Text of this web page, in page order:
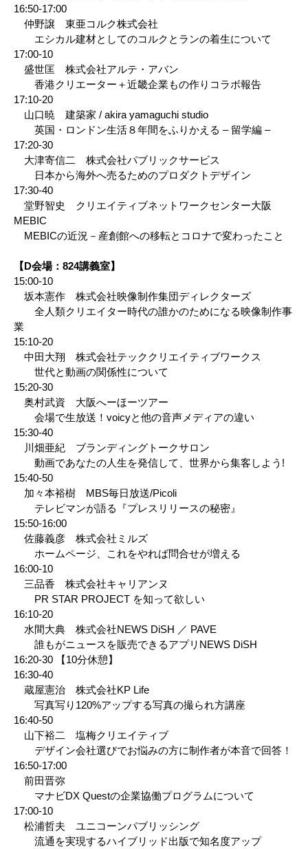
16:50-17:00
仲野譲 東亜コルク株式会社
エシカル建材としてのコルクとランの着生について
17:00-10
盛世匡 株式会社アルテ・アバン
香港クリエーター＋近畿企業もの作りコラボ報告
17:10-20
山口暁 建築家 / akira yamaguchi studio
英国・ロンドン生活８年間をふりかえる – 留学編 –
17:20-30
大津寄信二 株式会社パブリックサービス
日本から海外へ売るためのプロダクトデザイン
17:30-40
堂野智史 クリエイティブネットワークセンター大阪
MEBIC
MEBICの近況－産創館への移転とコロナで変わったこと
【D会場：824講義室】
15:00-10
坂本憲作 株式会社映像制作集団ディレクターズ
全人類クリエイター時代の誰かのためになる映像制作事
業
15:10-20
中田大翔 株式会社テッククリエイティブワークス
世代と動画の関係性について
15:20-30
奥村武資 大阪へーほーツアー
会場で生放送！voicyと他の音声メディアの違い
15:30-40
川畑亜紀 ブランディングトークサロン
動画であなたの人生を発信して、世界から集客しよう!
15:40-50
加々本裕樹 MBS毎日放送/Picoli
テレビマンが語る『プレスリリースの秘密』
15:50-16:00
佐藤義彦 株式会社ミルズ
ホームページ、これをやれば問合せが増える
16:00-10
三品香 株式会社キャリアンヌ
PR STAR PROJECT を知って欲しい
16:10-20
水間大典 株式会社NEWS DiSH ／ PAVE
誰もがニュースを販売できるアプリNEWS DiSH
16:20-30 【10分休憩】
16:30-40
蔵屋憲治 株式会社KP Life
写真写り120%アップする写真の撮られ方講座
16:40-50
山下裕二 塩梅クリエイティブ
デザイン会社選びでお悩みの方に制作者が本音で回答！
16:50-17:00
前田晋弥
マナビDX Questの企業協働プログラムについて
17:00-10
松浦哲夫 ユニコーンパブリッシング
流通を実現するハイブリッド出版で知名度アップ